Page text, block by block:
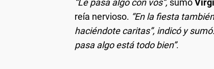
“Le pasa algo con vos”, sumó
reía nervioso. “En la fiesta
haciéndote caritas”, indicó y
pasa algo está todo bien”.